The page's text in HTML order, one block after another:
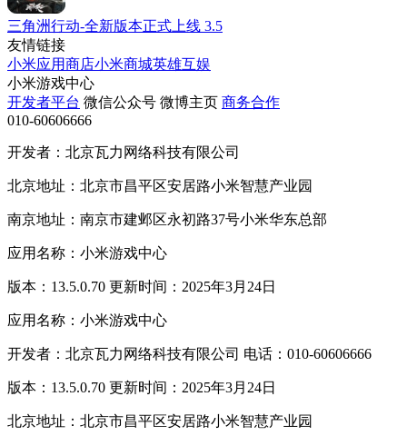
三角洲行动-全新版本正式上线 3.5
友情链接
小米应用商店小米商城英雄互娱
小米游戏中心
开发者平台 微信公众号 微博主页 商务合作
010-60606666
开发者：北京瓦力网络科技有限公司
北京地址：北京市昌平区安居路小米智慧产业园
南京地址：南京市建邺区永初路37号小米华东总部
应用名称：小米游戏中心
版本：13.5.0.70 更新时间：2025年3月24日
应用名称：小米游戏中心
开发者：北京瓦力网络科技有限公司 电话：010-60606666
版本：13.5.0.70 更新时间：2025年3月24日
北京地址：北京市昌平区安居路小米智慧产业园